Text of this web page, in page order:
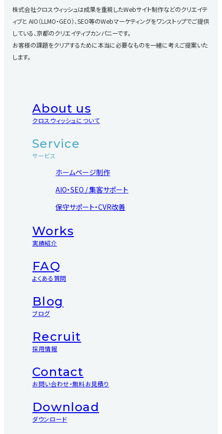
株式会社クロスウィッシュは成果を重視したWebサイト制作などのクリエイテ
ィブと AIO（LLMO・GEO）、SEO等のWebマーケティングをワンストップでご提供
している、京都のクリエイティブカンパニーです。
お客様の課題をクリアするために本当に必要なものを一緒に考えご提案いた
します。
About us
クロスウィッシュについて
Service
サービス
ホームページ制作
AIO・SEO / 集客サポート
保守サポート・CVR改善
Works
実績紹介
FAQ
よくある質問
Blog
ブログ
Recruit
採用情報
Contact
お問い合わせ・無料お見積り
Download
ダウンロード